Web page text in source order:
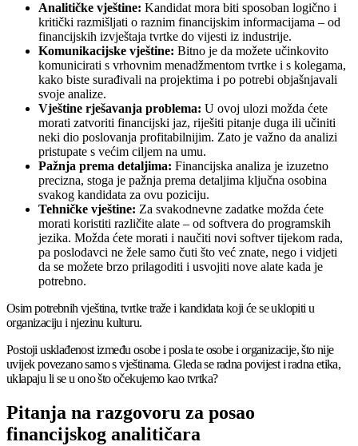
Analitičke vještine: Kandidat mora biti sposoban logično i
kritički razmišljati o raznim financijskim informacijama – od
financijskih izvještaja tvrtke do vijesti iz industrije.
Komunikacijske vještine: Bitno je da možete učinkovito
komunicirati s vrhovnim menadžmentom tvrtke i s kolegama,
kako biste surađivali na projektima i po potrebi objašnjavali
svoje analize.
Vještine rješavanja problema: U ovoj ulozi možda ćete
morati zatvoriti financijski jaz, riješiti pitanje duga ili učiniti
neki dio poslovanja profitabilnijim. Zato je važno da analizi
pristupate s većim ciljem na umu.
Pažnja prema detaljima: Financijska analiza je izuzetno
precizna, stoga je pažnja prema detaljima ključna osobina
svakog kandidata za ovu poziciju.
Tehničke vještine: Za svakodnevne zadatke možda ćete
morati koristiti različite alate – od softvera do programskih
jezika. Možda ćete morati i naučiti novi softver tijekom rada,
pa poslodavci ne žele samo čuti što već znate, nego i vidjeti
da se možete brzo prilagoditi i usvojiti nove alate kada je
potrebno.
Osim potrebnih vještina, tvrtke traže i kandidata koji će se uklopiti u
organizaciju i njezinu kulturu.
Postoji usklađenost između osobe i posla te osobe i organizacije, što nije
uvijek povezano samo s vještinama. Gleda se radna povijest i radna etika,
uklapaju li se u ono što očekujemo kao tvrtka?
Pitanja na razgovoru za posao
financijskog analitičara